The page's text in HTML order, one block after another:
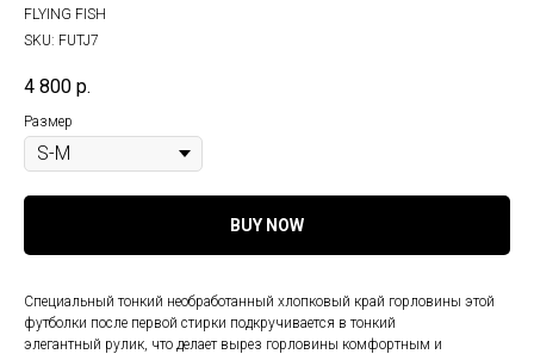
FLYING FISH
SKU: FUTJ7
4 800 р.
Размер
BUY NOW
Специальный тонкий необработанный хлопковый край горловины этой
футболки после первой стирки подкручивается в тонкий
элегантный рулик, что делает вырез горловины комфортным и